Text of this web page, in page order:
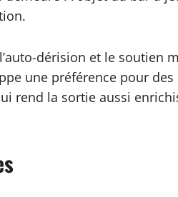
dérision et le soutien
une préférence pour
rend la sortie aussi